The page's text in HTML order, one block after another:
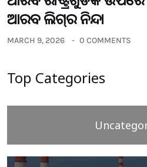
ଆରବ ଲିଗ୍‌ର ନିନ୍ଦା
MARCH 9, 2026 0 COMMENTS
Top Categories